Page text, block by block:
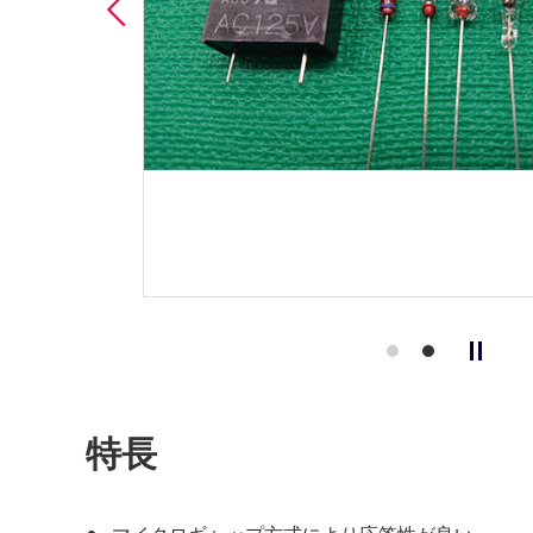
Previous
特長